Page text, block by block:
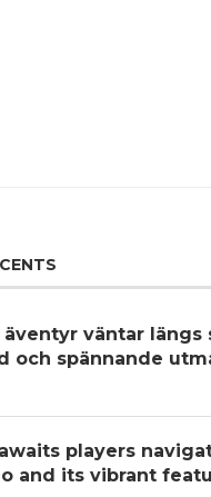
äventyr väntar
och spännande
players
and its vibrant